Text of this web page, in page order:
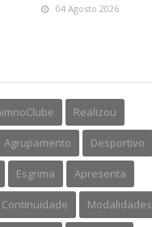
04 Agosto 2026
Realizou
Agrupamento Desportivo
Esgrima Apresenta
Continuidade Modalidades